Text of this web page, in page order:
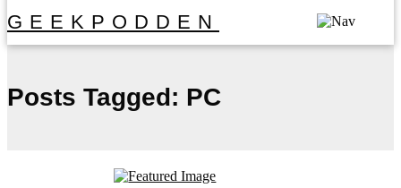
GEEKPODDEN
Posts Tagged: PC